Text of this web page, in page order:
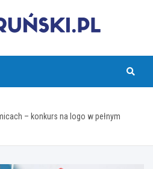
– konkurs na logo w pełnym